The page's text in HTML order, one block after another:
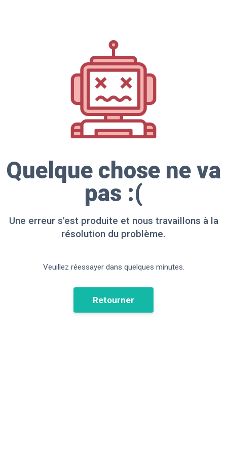
Quelque chose ne va
pas :(
Une erreur s'est produite et nous travaillons à la
résolution du problème.
Veuillez réessayer dans quelques minutes.
Retourner